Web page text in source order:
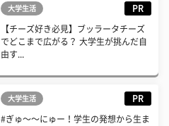
大学生活 PR
【チーズ好き必見】ブッラータチーズ
でどこまで広がる？ 大学生が挑んだ自
由す...
大学生活 PR
#ぎゅ〜〜にゅー！学生の発想から生ま